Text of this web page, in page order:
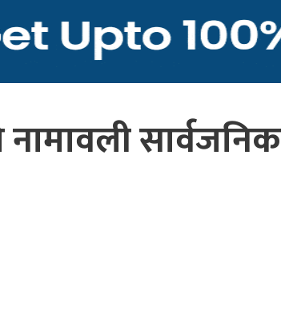
सार्वजनिक